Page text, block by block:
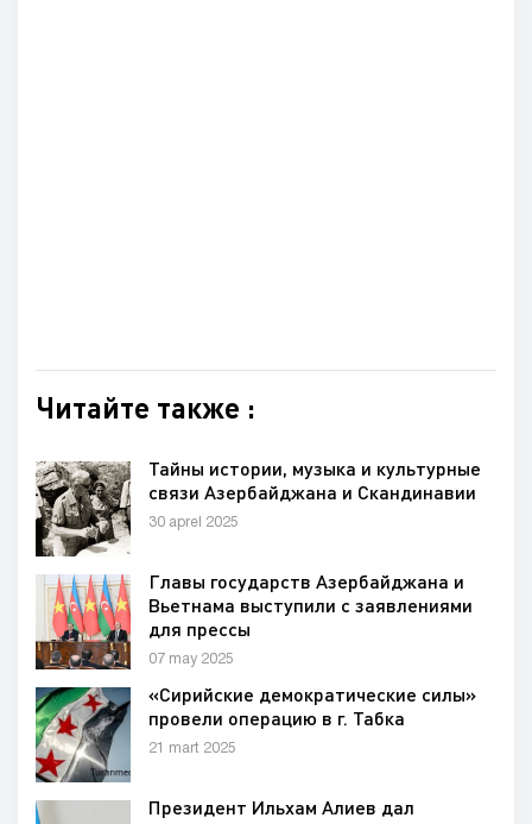
Читайте также :
Тайны истории, музыка и культурные
связи Азербайджана и Скандинавии
30 aprel 2025
Главы государств Азербайджана и
Вьетнама выступили с заявлениями
для прессы
07 may 2025
«Сирийские демократические силы»
провели операцию в г. Табка
21 mart 2025
Президент Ильхам Алиев дал